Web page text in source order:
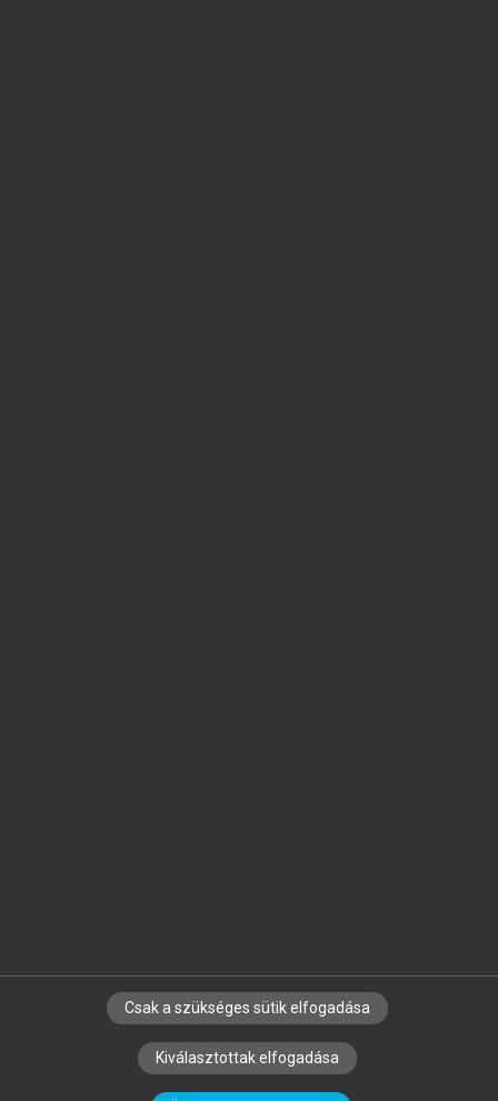
SZERZŐKNEK CÉGEKNEK KÖNYVTÁROSOKNAK
SZERKESZTÉSI ÉS LEKTORÁLÁSI ALAPELVEK
Csak a szükséges sütik elfogadása
Kiválasztottak elfogadása